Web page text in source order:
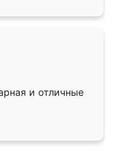
и отличные